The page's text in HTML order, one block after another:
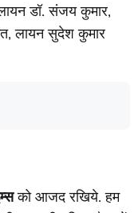
डॉ. संजय कुमार,
लायन सुदेश कुमार
को आजद रखिये. हम